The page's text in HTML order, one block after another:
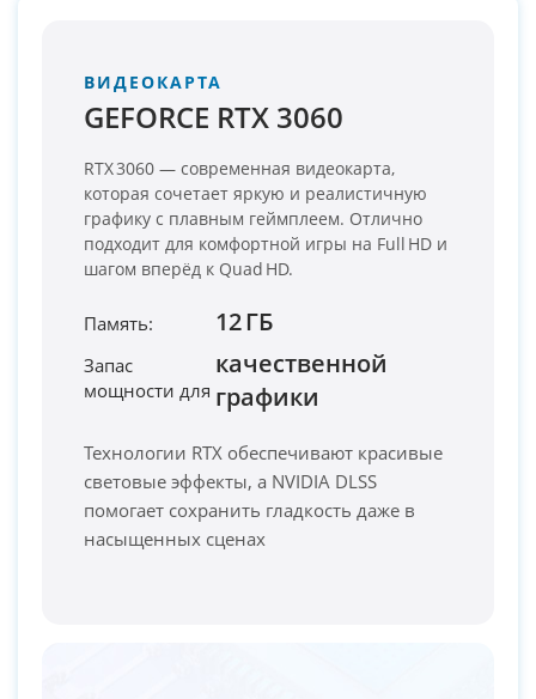
ВИДЕОКАРТА
GEFORCE RTX 3060
RTX 3060 — современная видеокарта,
которая сочетает яркую и реалистичную
графику с плавным геймплеем. Отлично
подходит для комфортной игры на Full HD и
шагом вперёд к Quad HD.
Память: 12 ГБ
Запас
мощности для
качественной
графики
Технологии RTX обеспечивают красивые
световые эффекты, а NVIDIA DLSS
помогает сохранить гладкость даже в
насыщенных сценах